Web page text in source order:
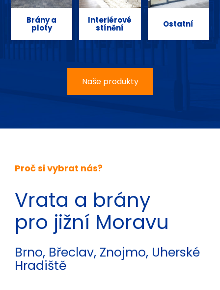
Brány a
ploty
Interiérové
stínění Ostatní
Naše produkty
Proč si vybrat nás?
Vrata a brány
pro jižní Moravu
Brno, Břeclav, Znojmo, Uherské
Hradiště